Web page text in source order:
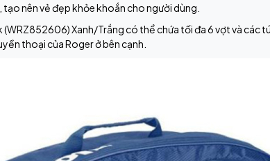
nên vẻ đẹp khỏe khoắn cho người dùng.
(WRZ852606) Xanh/Trắng có thể chứa tối đa 6 vợt và các
thoại của Roger ở bên cạnh.